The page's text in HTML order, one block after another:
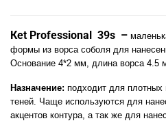
Кet Professional 39s –
формы из ворса соболя для
Основание 4*2 мм, длина ворса 4.5
Назначение: подходит для плотных
теней. Чаще используются для
акцентов контура, а так же для